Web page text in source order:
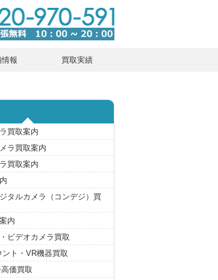
情報 買取実績
買取案内
ラ買取案内
買取案内
タルカメラ（コンデジ）買
内
ビデオカメラ買取
ト・VR機器買取
価買取